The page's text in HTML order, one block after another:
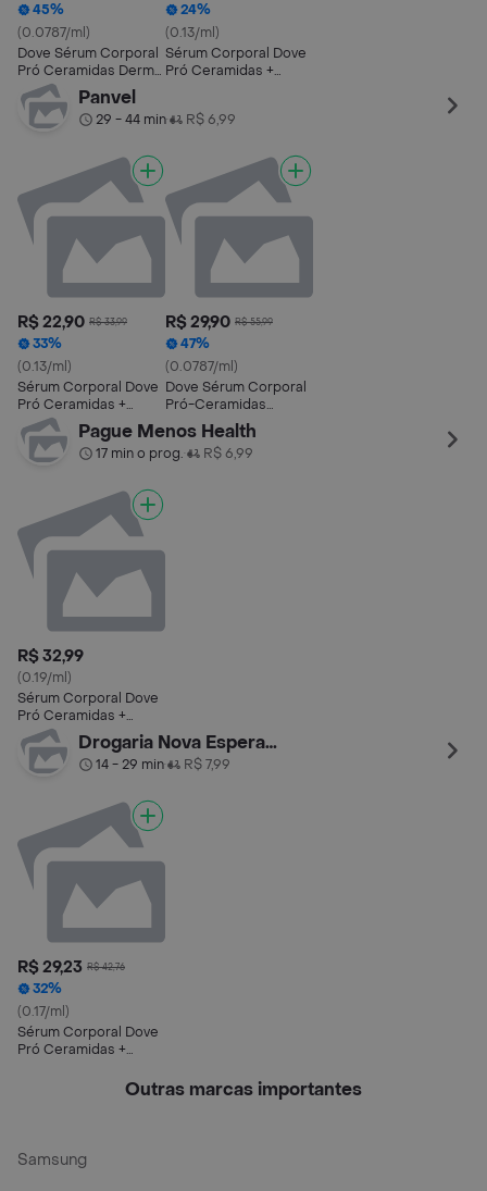
45%
(0.0787/ml)
Dove Sérum Corporal
Pró Ceramidas Dermo
Hidratante Pele Seca
24%
(0.13/ml)
Sérum Corporal Dove
Pró Ceramidas +
Panvel
29 - 44 min• R$ 6,99
R$ 22,90 R$ 33,99
33%
(0.13/ml)
Sérum Corporal Dove
Pró Ceramidas +
Dermo Hidratante
180ml
R$ 29,90 R$ 55,99
47%
(0.0787/ml)
Dove Sérum Corporal
Pró-Ceramidas
Dermo Hidratante
380ml
Pague Menos Health
17 min o prog.• R$ 6,99
R$ 32,99
(0.19/ml)
Sérum Corporal Dove
Pró Ceramidas +
Dermo Hidratante
180ml
Drogaria Nova Esperança
14 - 29 min• R$ 7,99
R$ 29,23 R$ 42,76
32%
(0.17/ml)
Sérum Corporal Dove
Pró Ceramidas +
Outras marcas importantes
Samsung